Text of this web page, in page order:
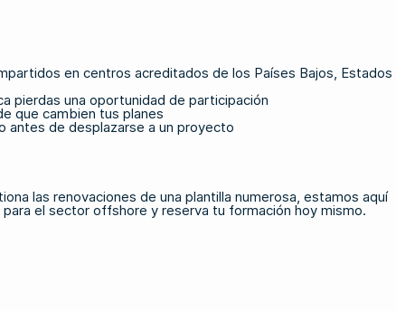
en centros acreditados de los Países Bajos, Estados
pierdas una oportunidad de participación
que cambien tus planes
antes de desplazarse a un proyecto
las renovaciones de una plantilla numerosa, estamos aquí
para el sector offshore y reserva tu formación hoy mismo.